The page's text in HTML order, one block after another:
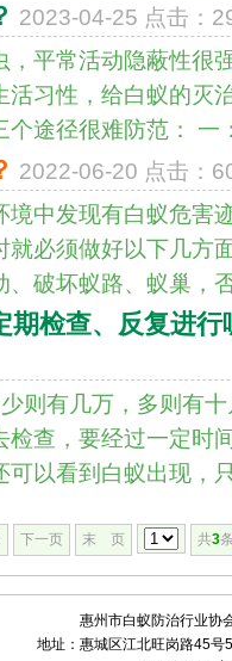
2023-04-25 点击：
，平常活动隐蔽性很
活习性，给白蚁的灭
途径很难防范： 一
2022-06-20 点击：
境中发现有白蚁危害
就必须做好以下几方
破坏蚁路、蚁巢，
期检查、反复进行
则有几万，多则有
检查，要经过一定时
以看到白蚁出现，
下一页 末 页 共3
惠州市白蚁防治行业协
地址：惠城区江北旺岗路45